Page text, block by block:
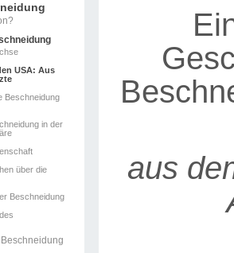
USA: Aus
Beschneidung
in der
über die
Beschneidung
aus